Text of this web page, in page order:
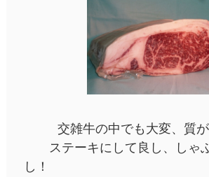
交雑牛の中でも大変、質が
ステーキにして良し、しゃ
し！